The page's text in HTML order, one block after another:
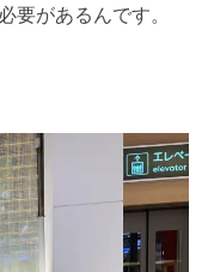
要があるんです。